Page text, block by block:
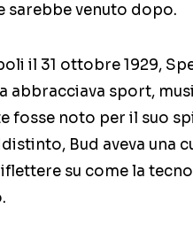
sarebbe venuto dopo.
il 31 ottobre 1929,
abbracciava sport,
fosse noto per il suo
Bud aveva una
su come la